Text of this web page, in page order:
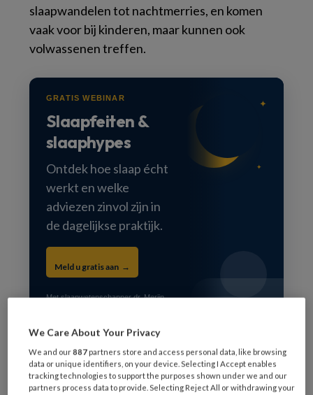
slaapwandelen tot nachtmerries, en komen
vaak voor bij kinderen, maar kunnen ook
volwassenen treffen.
GRATIS WEBINAR
Slaapfeiten &
slaaphypes
Ontdek hoe slaap écht
werkt en welke
adviezen zinvol zijn in
de dagelijkse praktijk.
Meld u gratis aan →
Met slaapwetenschapper dr. Merijn
✦
✦
●
We Care About Your Privacy
We and our887 partners store and access personal data, like browsing
data or unique identifiers, on your device. Selecting I Accept enables
tracking technologies to support the purposes shown under we and our
partners process data to provide. Selecting Reject All or withdrawing your